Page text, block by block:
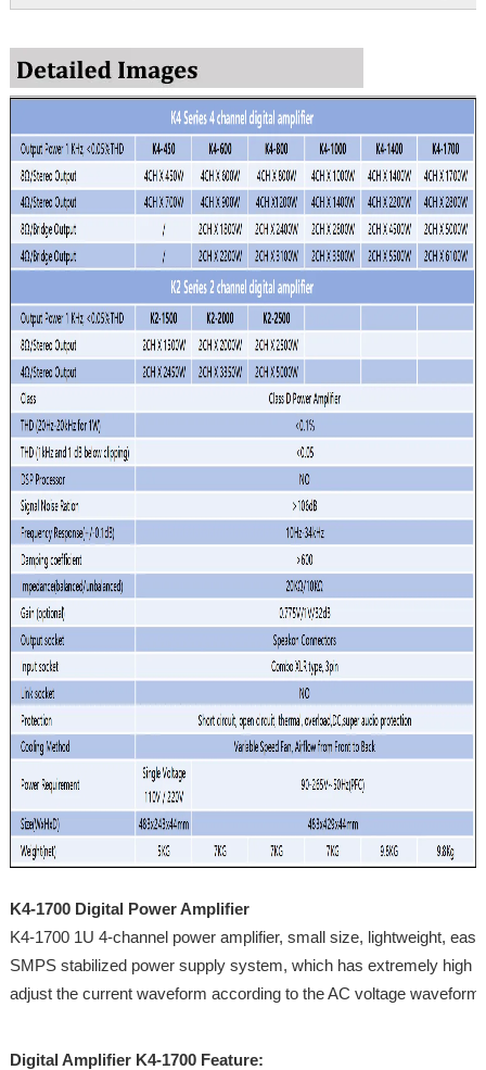
K4-1700 Digital Power Amplifier
K4-1700 1U 4-channel power amplifier, small size, lightweight,
SMPS stabilized power supply system, which has extremely high
adjust the current waveform according to the AC voltage
Digital Amplifier K4-1700 Feature: